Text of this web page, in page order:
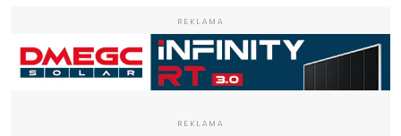
REKLAMA
REKLAMA